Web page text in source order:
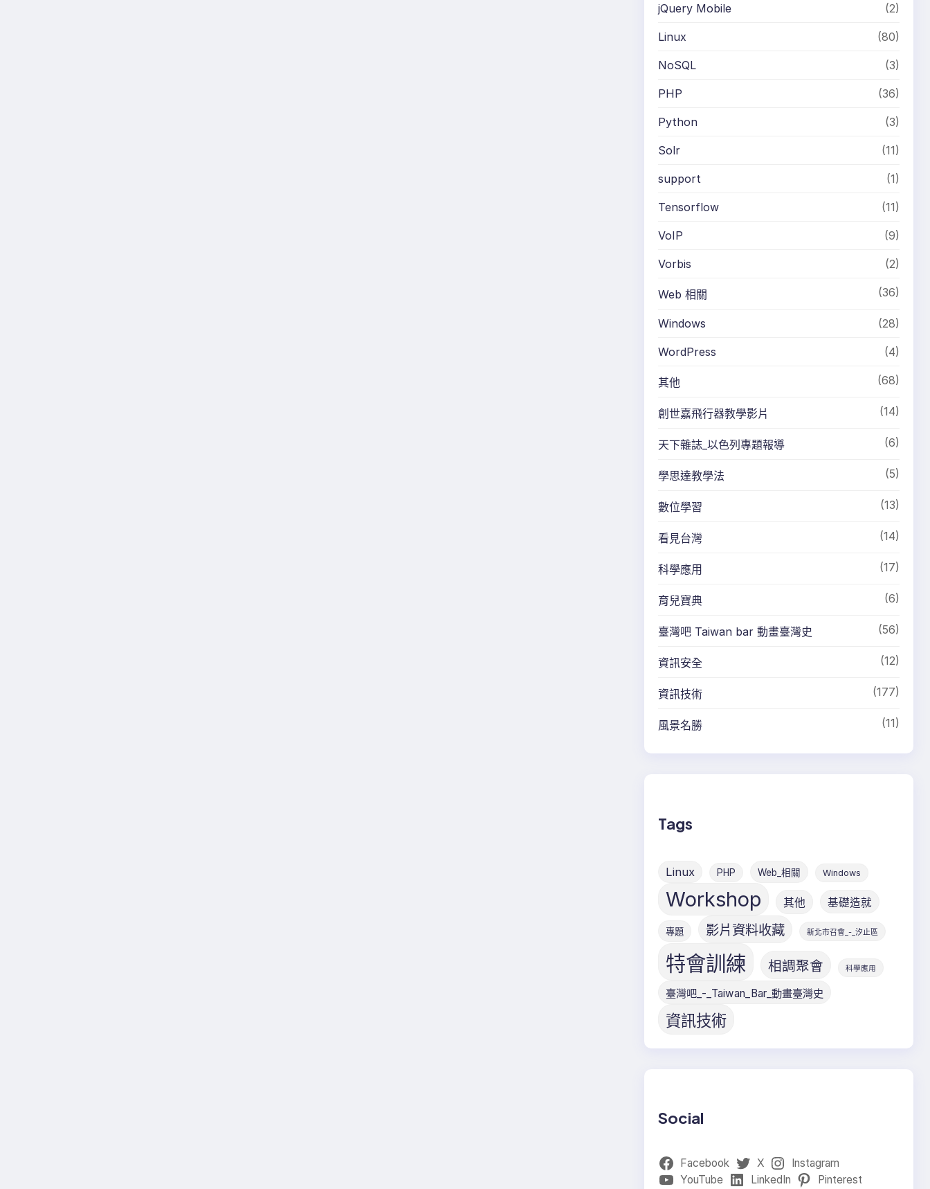
jQuery Mobile (2)
Linux (80)
NoSQL (3)
PHP (36)
Python (3)
Solr (11)
support (1)
Tensorflow (11)
VoIP (9)
Vorbis (2)
Web 相關 (36)
Windows (28)
WordPress (4)
其他 (68)
創世嘉飛行器教學影片 (14)
天下雜誌_以色列專題報導 (6)
學思達教學法 (5)
數位學習 (13)
看見台灣 (14)
科學應用 (17)
育兒寶典 (6)
臺灣吧 Taiwan bar 動畫臺灣史 (56)
資訊安全 (12)
資訊技術 (177)
風景名勝 (11)
Tags
Linux PHP Web_相關 Windows
Workshop 其他 基礎造就
專題 影片資料收藏 新北市召會_-_汐止區
特會訓練 相調聚會 科學應用
臺灣吧_-_Taiwan_Bar_動畫臺灣史
資訊技術
Social
Facebook X
Instagram
YouTube
LinkedIn Pinterest